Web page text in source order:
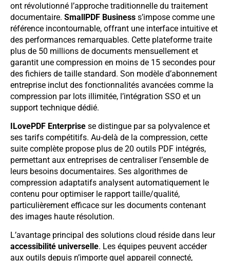
ont révolutionné l’approche traditionnelle du traitement
documentaire. SmallPDF Business s’impose comme une
référence incontournable, offrant une interface intuitive et
des performances remarquables. Cette plateforme traite
plus de 50 millions de documents mensuellement et
garantit une compression en moins de 15 secondes pour
des fichiers de taille standard. Son modèle d’abonnement
entreprise inclut des fonctionnalités avancées comme la
compression par lots illimitée, l’intégration SSO et un
support technique dédié.
ILovePDF Enterprise se distingue par sa polyvalence et
ses tarifs compétitifs. Au-delà de la compression, cette
suite complète propose plus de 20 outils PDF intégrés,
permettant aux entreprises de centraliser l’ensemble de
leurs besoins documentaires. Ses algorithmes de
compression adaptatifs analysent automatiquement le
contenu pour optimiser le rapport taille/qualité,
particulièrement efficace sur les documents contenant
des images haute résolution.
L’avantage principal des solutions cloud réside dans leur
accessibilité universelle. Les équipes peuvent accéder
aux outils depuis n’importe quel appareil connecté,